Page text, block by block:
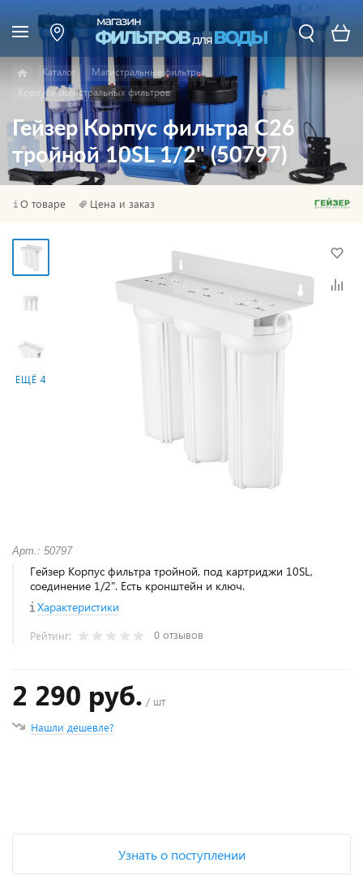
Каталог
Магистральные фильтры
Корпуса магистральных фильтров
Гейзер Корпус фильтра С26
тройной 10SL 1/2" (50797)
О товаре Цена и заказ
ЕЩЁ 4
Арт.: 50797
Гейзер Корпус фильтра тройной, под картриджи 10SL,
соединение 1/2". Есть кронштейн и ключ.
Характеристики
Рейтинг: 0 отзывов
2 290 руб. / шт
Нашли дешевле?
Узнать о поступлении